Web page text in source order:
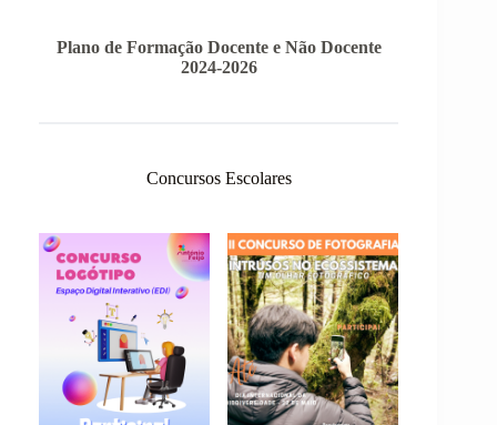
Plano de Formação Docente e Não Docente
2024-2026
Concursos Escolares